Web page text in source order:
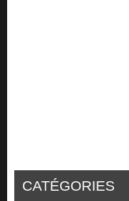
CATÉGORIES